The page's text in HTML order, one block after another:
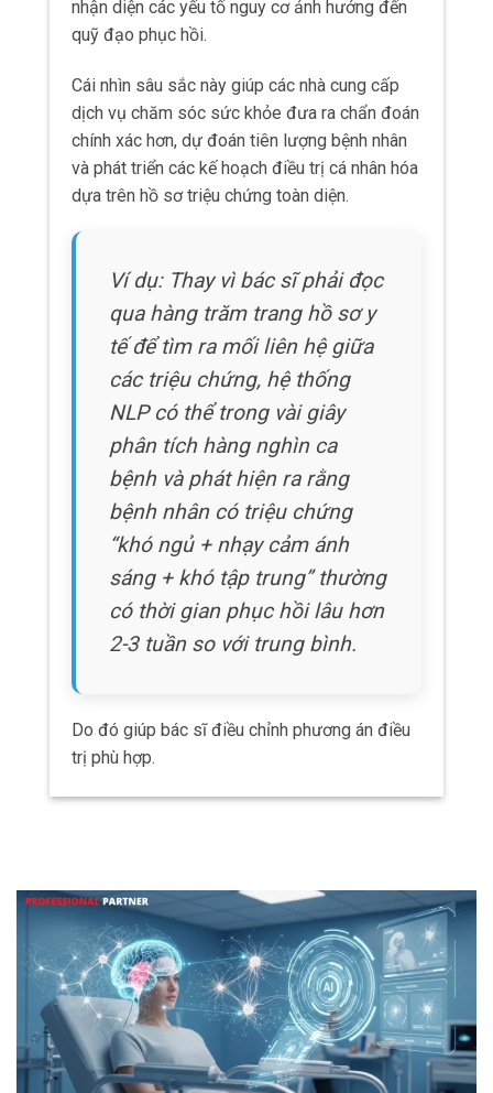
NLP có thể trong vài giây
bệnh và phát hiện ra rằng
bệnh nhân có triệu chứng
“khó ngủ + nhạy cảm ánh
sáng + khó tập trung” thường
2-3 tuần so với trung bình.
Do đó giúp bác sĩ điều chỉnh phương án điều
trị phù hợp.
AI cho các chương trình phục hồi cá nhân
hóa
Phục hồi chức năng cá nhân hóa đã trở thành
trọng tâm quan trọng trong việc quản lý bệnh
nhân chấn động não.